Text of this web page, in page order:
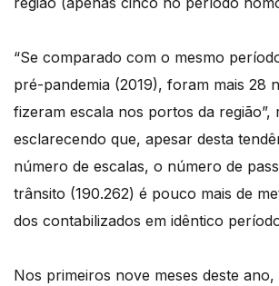
“Se comparado com o mesmo
pré-pandemia (2019), foram mais 28
fizeram escala nos portos da região”,
esclarecendo que, apesar desta
número de escalas, o número de
trânsito (190.262) é pouco mais de
dos contabilizados em idêntico
Nos primeiros nove meses deste